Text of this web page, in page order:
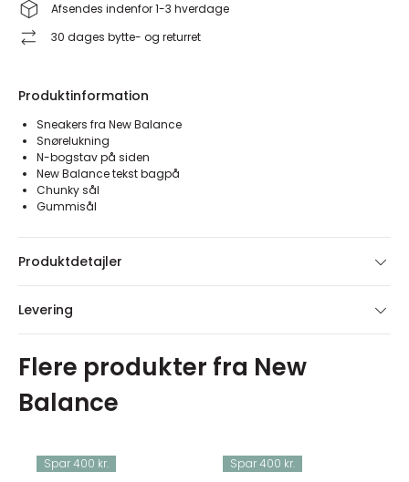
Afsendes indenfor 1-3 hverdage
30 dages bytte- og returret
Produktinformation
Sneakers fra New Balance
Snørelukning
N-bogstav på siden
New Balance tekst bagpå
Chunky sål
Gummisål
Produktdetajler
Levering
Flere produkter fra New
Balance
Spar 400 kr. Spar 400 kr.